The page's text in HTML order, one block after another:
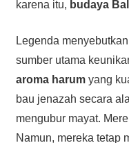
karena itu, budaya
Legenda
sumber utama
aroma harumyang
bau jenazah secara
mengubur mayat.
Namun, mereka tetap